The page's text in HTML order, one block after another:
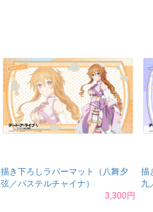
描き下ろしラバーマット（八舞夕
弦／パステルチャイナ）
3,300円
描
九